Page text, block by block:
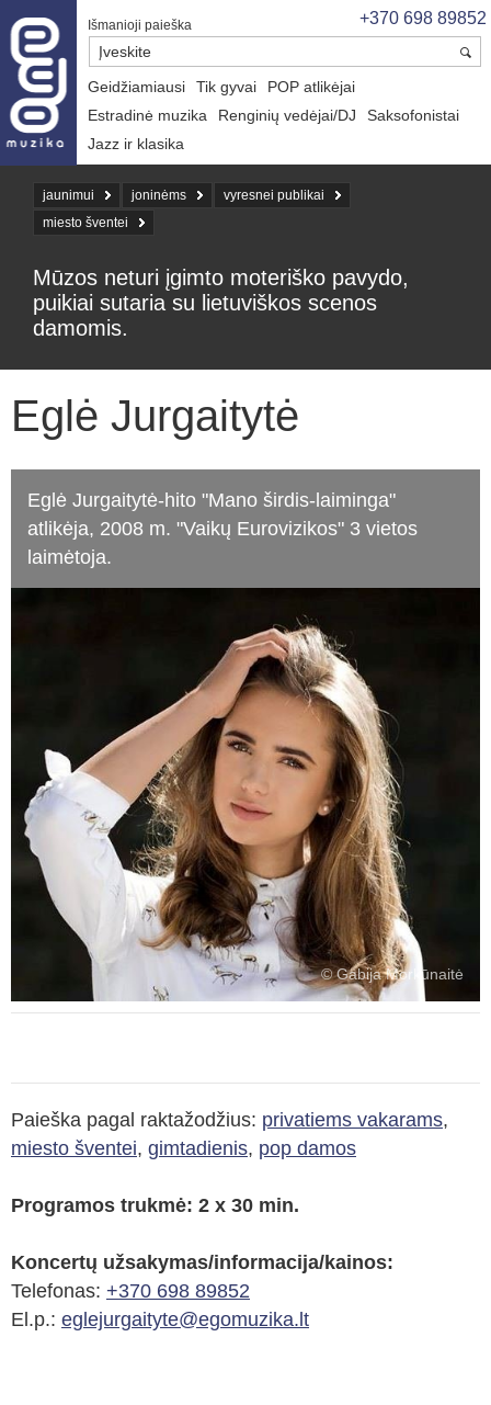
+370 698 89852
Išmanioji paieška
Geidžiamiausi Tik gyvai
POP atlikėjai
Estradinė muzika
Renginių vedėjai/DJ
Saksofonistai
Jazz ir klasika
jaunimui joninėms
vyresnei publikai
miesto šventei
Mūzos neturi įgimto moteriško pavydo,
puikiai sutaria su lietuviškos scenos
damomis.
Eglė Jurgaitytė
Eglė Jurgaitytė-hito "Mano širdis-laiminga"
atlikėja, 2008 m. "Vaikų Eurovizikos" 3 vietos
laimėtoja.
© Gabija Morkūnaitė
Paieška pagal raktažodžius: privatiems vakarams,
miesto šventei, gimtadienis, pop damos
Programos trukmė: 2 x 30 min.
Koncertų užsakymas/informacija/kainos:
Telefonas: +370 698 89852
El.p.: eglejurgaityte@egomuzika.lt